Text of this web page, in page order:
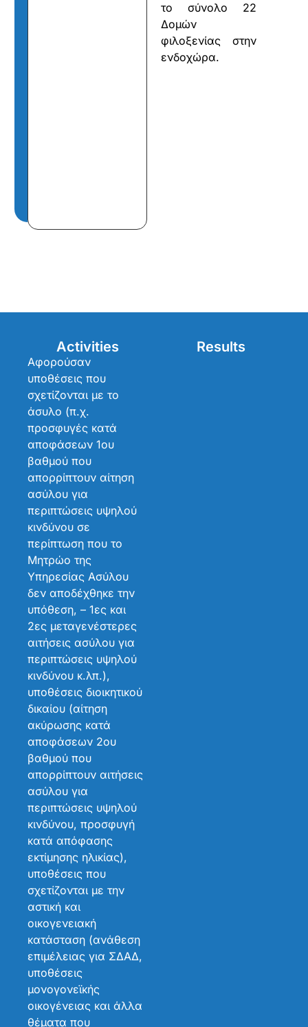
το σύνολο 22
Δομών
φιλοξενίας στην
ενδοχώρα.
Activities
Αφορούσαν
υποθέσεις που
σχετίζονται με το
άσυλο (π.χ.
προσφυγές κατά
αποφάσεων 1ου
βαθμού που
απορρίπτουν αίτηση
ασύλου για
περιπτώσεις υψηλού
κινδύνου σε
περίπτωση που το
Μητρώο της
Υπηρεσίας Ασύλου
δεν αποδέχθηκε την
υπόθεση, – 1ες και
2ες μεταγενέστερες
αιτήσεις ασύλου για
περιπτώσεις υψηλού
κινδύνου κ.λπ.),
υποθέσεις διοικητικού
δικαίου (αίτηση
ακύρωσης κατά
αποφάσεων 2ου
βαθμού που
απορρίπτουν αιτήσεις
ασύλου για
περιπτώσεις υψηλού
κινδύνου, προσφυγή
κατά απόφασης
εκτίμησης ηλικίας),
υποθέσεις που
σχετίζονται με την
αστική και
οικογενειακή
κατάσταση (ανάθεση
επιμέλειας για ΣΔΑΔ,
υποθέσεις
μονογονεϊκής
οικογένειας και άλλα
θέματα που
Results